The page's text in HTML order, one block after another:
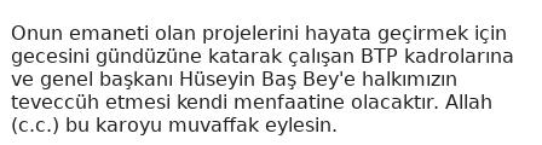
Onun emaneti olan projelerini hayata geçirmek için
gecesini gündüzüne katarak çalışan BTP kadrolarına
ve genel başkanı Hüseyin Baş Bey'e halkımızın
teveccüh etmesi kendi menfaatine olacaktır. Allah
(c.c.) bu karoyu muvaffak eylesin.